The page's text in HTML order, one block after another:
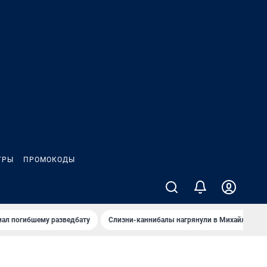
ПРОМОКОДЫ
погибшему разведбату Слизни-каннибалы нагрянули в Михайлов